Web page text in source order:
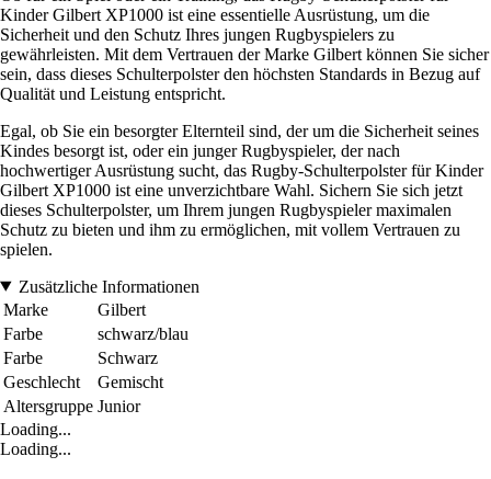
Kinder Gilbert XP1000 ist eine essentielle Ausrüstung, um die
Sicherheit und den Schutz Ihres jungen Rugbyspielers zu
gewährleisten. Mit dem Vertrauen der Marke Gilbert können Sie sicher
sein, dass dieses Schulterpolster den höchsten Standards in Bezug auf
Qualität und Leistung entspricht.
Egal, ob Sie ein besorgter Elternteil sind, der um die Sicherheit seines
Kindes besorgt ist, oder ein junger Rugbyspieler, der nach
hochwertiger Ausrüstung sucht, das Rugby-Schulterpolster für Kinder
Gilbert XP1000 ist eine unverzichtbare Wahl. Sichern Sie sich jetzt
dieses Schulterpolster, um Ihrem jungen Rugbyspieler maximalen
Schutz zu bieten und ihm zu ermöglichen, mit vollem Vertrauen zu
spielen.
Zusätzliche Informationen
Marke
Gilbert
Farbe
schwarz/blau
Farbe
Schwarz
Geschlecht
Gemischt
Altersgruppe Junior
Loading...
Loading...